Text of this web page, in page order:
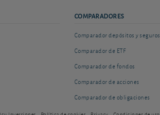
COMPARADORES
Comparador depósitos y seguros
Comparador de ETF
Comparador de fondos
Comparador de acciones
Comparador de obligaciones